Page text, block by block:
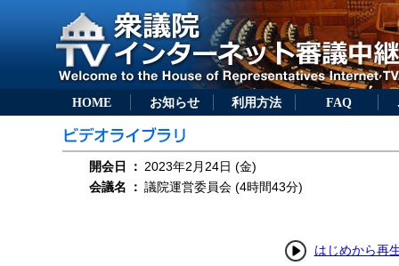
HOME お知らせ 利用方法 FAQ
開会日 ： 2023年2月24日 (金)
会議名
： 議院運営委員会 (4時間43分)
はじめから再